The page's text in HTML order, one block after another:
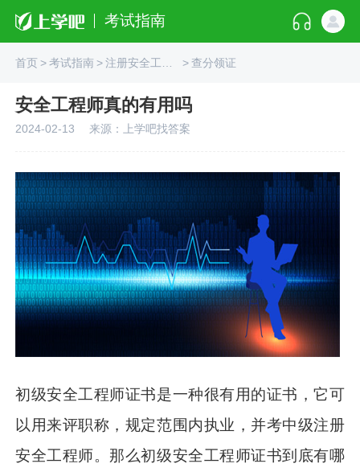
考试指南
首页>考试指南> > 查分领证
安全工程师真的有用吗
2024-02-13 来源：上学吧找答案
初级安全工程师证书是一种很有用的证书，它可
以用来评职称，规定范围内执业，并考中级注册
安全工程师。那么初级安全工程师证书到底有哪